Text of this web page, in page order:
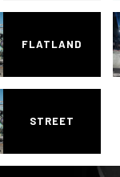
FLATLAND
STREET